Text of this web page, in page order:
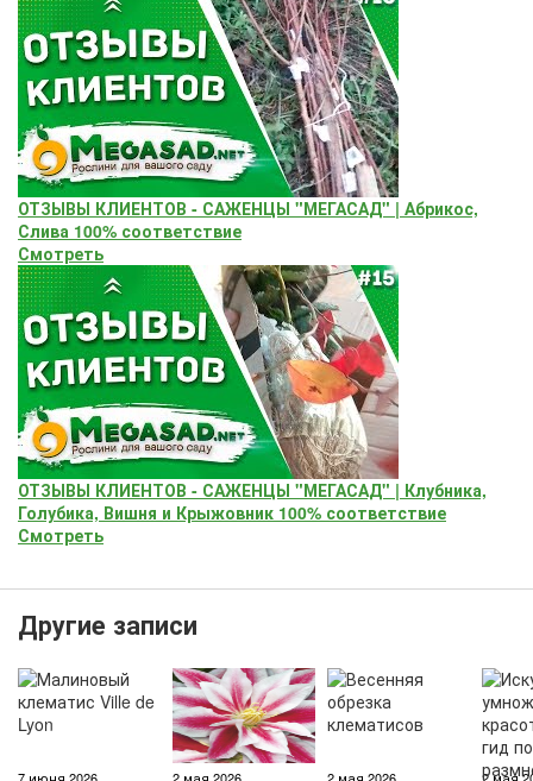
ОТЗЫВЫ КЛИЕНТОВ - САЖЕНЦЫ "МЕГАСАД" | Абрикос,
Слива 100% соответствие
Смотреть
ОТЗЫВЫ КЛИЕНТОВ - САЖЕНЦЫ "МЕГАСАД" | Клубника,
Голубика, Вишня и Крыжовник 100% соответствие
Смотреть
Другие записи